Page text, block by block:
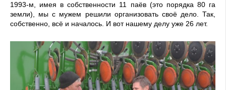
1993-м, имея в собственности 11 паёв (это порядка 80 га
земли), мы с мужем решили организовать своё дело. Так,
собственно, всё и началось. И вот нашему делу уже 26 лет.